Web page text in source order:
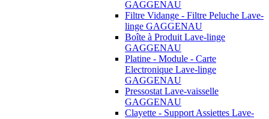
GAGGENAU
Filtre Vidange - Filtre Peluche Lave-
linge GAGGENAU
Boîte à Produit Lave-linge
GAGGENAU
Platine - Module - Carte
Electronique Lave-linge
GAGGENAU
Pressostat Lave-vaisselle
GAGGENAU
Clayette - Support Assiettes Lave-